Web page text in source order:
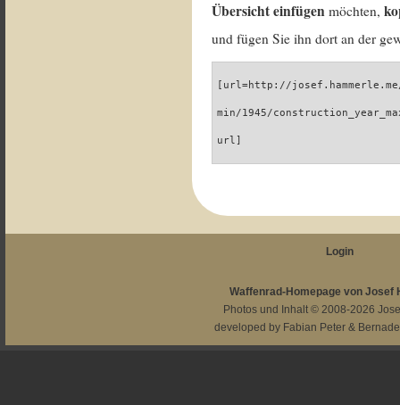
Übersicht einfügen möchten,
und fügen Sie ihn dort an der
[url=http://
min/1945/
url]
Login
Waffenrad-Homepage von Josef
Photos und Inhalt © 2008-2026
developed by Fabian Peter &